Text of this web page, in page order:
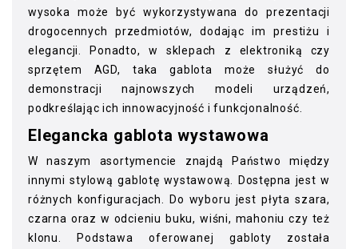
wysoka może być wykorzystywana do prezentacji
drogocennych przedmiotów, dodając im prestiżu i
elegancji. Ponadto, w sklepach z elektroniką czy
sprzętem AGD, taka gablota może służyć do
demonstracji najnowszych modeli urządzeń,
podkreślając ich innowacyjność i funkcjonalność.
Elegancka gablota wystawowa
W naszym asortymencie znajdą Państwo między
innymi stylową gablotę wystawową. Dostępna jest w
różnych konfiguracjach. Do wyboru jest płyta szara,
czarna oraz w odcieniu buku, wiśni, mahoniu czy też
klonu. Podstawa oferowanej gabloty została